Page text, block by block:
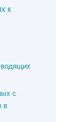
к
с
в